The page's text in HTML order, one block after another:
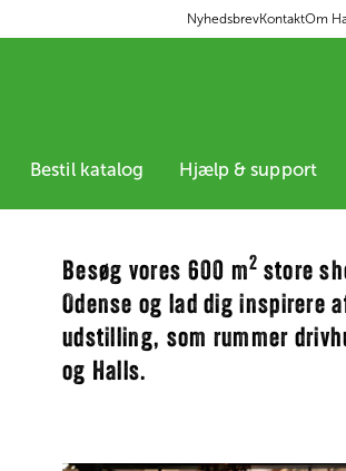
NyhedsbrevKontaktOm
Bestil katalog Hjælp & support
Besøg vores 600 m2 store
Odense og lad dig inspirere
udstilling, som rummer
og Halls.